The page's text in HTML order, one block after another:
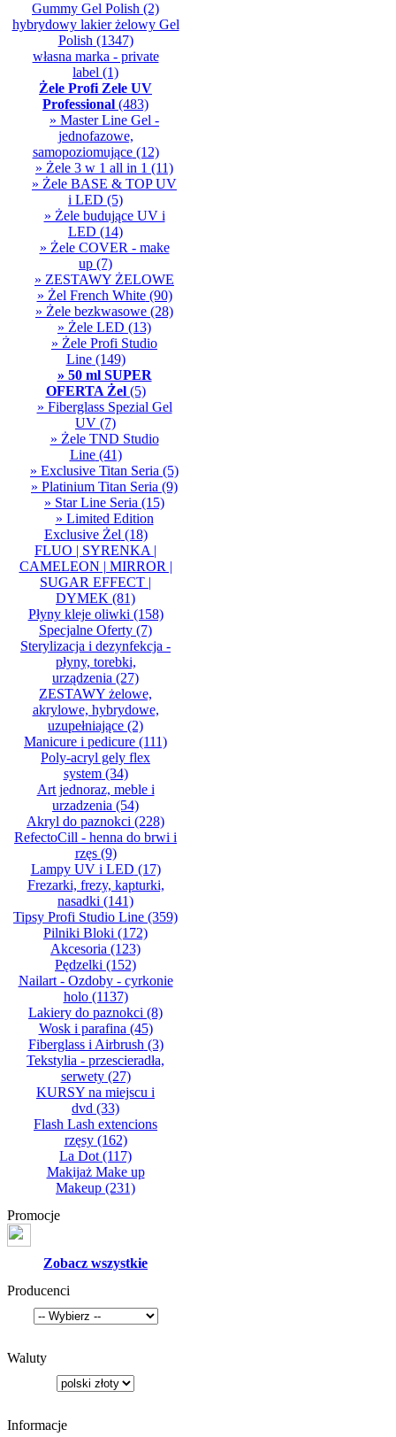
Gummy Gel Polish (2)
hybrydowy lakier żelowy Gel
Polish (1347)
własna marka - private
label (1)
Żele Profi Zele UV
Professional (483)
» Master Line Gel -
jednofazowe,
samopoziomujące(12)
» Żele 3 w 1 all in 1 (11)
» Żele BASE & TOP UV
i LED (5)
» Żele budujące UV i
LED (14)
» Żele COVER - make
up (7)
» ZESTAWY ŻELOWE
» Żel French White(90)
» Żele bezkwasowe (28)
» Żele LED (13)
» Żele Profi Studio
Line(149)
» 50 ml SUPER
OFERTA Żel(5)
» Fiberglass Spezial Gel
UV (7)
» Żele TND Studio
Line(41)
» Exclusive Titan Seria (5)
» Platinium Titan Seria (9)
» Star Line Seria (15)
» Limited Edition
Exclusive Żel (18)
FLUO | SYRENKA |
CAMELEON | MIRROR |
SUGAR EFFECT |
DYMEK (81)
Płyny kleje oliwki (158)
Specjalne Oferty (7)
Sterylizacja i dezynfekcja -
płyny, torebki,
urządzenia (27)
ZESTAWY żelowe,
akrylowe, hybrydowe,
uzupełniające (2)
Manicure i pedicure (111)
Poly-acryl gely flex
system(34)
Art jednoraz, meble i
urzadzenia (54)
Akryl do paznokci (228)
RefectoCill - henna do brwi i
rzęs(9)
Lampy UV i LED (17)
Frezarki, frezy, kapturki,
nasadki (141)
Tipsy Profi Studio Line (359)
Pilniki Bloki (172)
Akcesoria (123)
Pędzelki (152)
Nailart - Ozdoby - cyrkonie
holo(1137)
Lakiery do paznokci (8)
Wosk i parafina (45)
Fiberglass i Airbrush (3)
Tekstylia - przescieradła,
serwety(27)
KURSY na miejscu i
dvd (33)
Flash Lash extencions
rzęsy(162)
La Dot (117)
Makijaż Make up
Makeup (231)
Promocje
Zobacz wszystkie
Producenci
Waluty
Informacje